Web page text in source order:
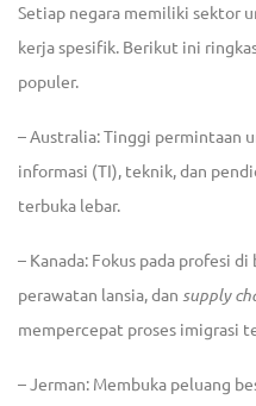
Setiap negara memiliki sektor
kerja spesifik. Berikut ini
populer.
– Australia: Tinggi permintaan
informasi (TI), teknik, dan
terbuka lebar.
– Kanada: Fokus pada profesi
perawatan lansia, dan supply
mempercepat proses imigrasi
– Jerman: Membuka peluang